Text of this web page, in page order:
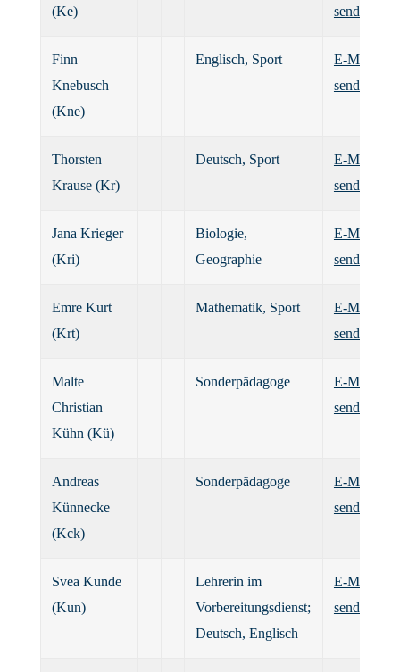
(Ke) senden
Finn
Knebusch
(Kne)
Englisch, Sport
E-Mail
senden
Thorsten
Krause (Kr)
Deutsch, Sport
E-Mail
senden
Jana Krieger
(Kri)
Biologie,
Geographie
E-Mail
senden
Emre Kurt
(Krt)
Mathematik, Sport
E-Mail
senden
Malte
Christian
Kühn (Kü)
Sonderpädagoge
E-Mail
senden
Andreas
Künnecke
(Kck)
Sonderpädagoge
E-Mail
senden
Svea Kunde
(Kun)
Lehrerin im
Vorbereitungsdienst;
Deutsch, Englisch
E-Mail
senden